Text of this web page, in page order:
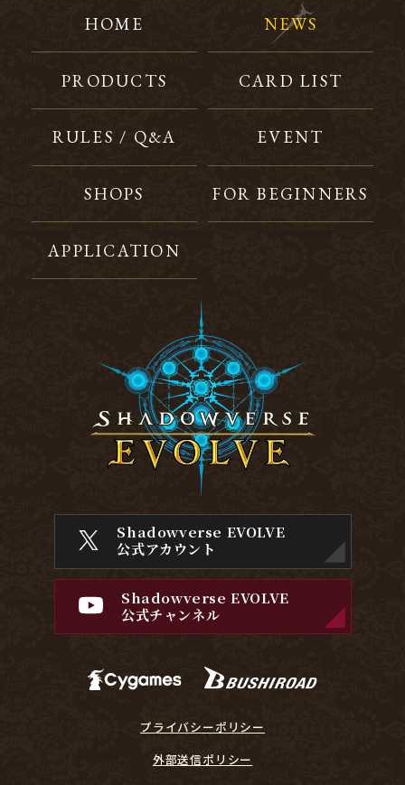
HOME NEWS
PRODUCTS CARD LIST
RULES / Q&A EVENT
SHOPS FOR BEGINNERS
APPLICATION
Shadowverse EVOLVE
公式アカウント
Shadowverse EVOLVE
公式チャンネル
プライバシーポリシー
外部送信ポリシー